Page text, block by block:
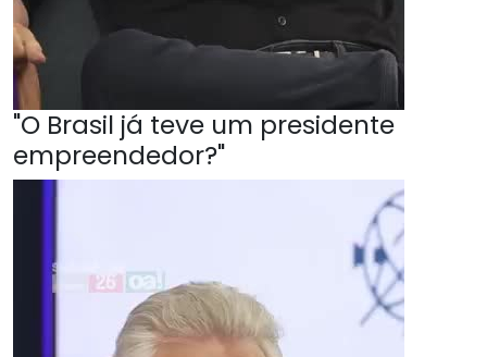
"O Brasil já teve um presidente
empreendedor?"